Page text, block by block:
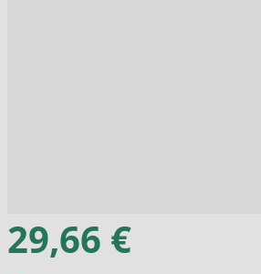
29,66 €